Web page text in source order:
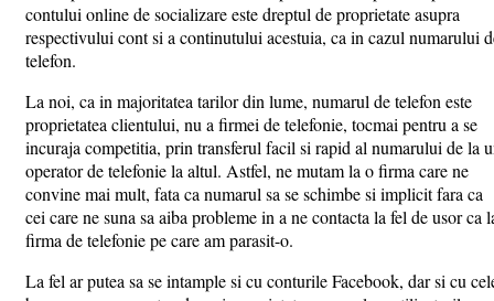
contului online de socializare este dreptul de proprietate asupra
respectivului cont si a continutului acestuia, ca in cazul numarului
telefon.
La noi, ca in majoritatea tarilor din lume, numarul de telefon este
proprietatea clientului, nu a firmei de telefonie, tocmai pentru a se
incuraja competitia, prin transferul facil si rapid al numarului de la
operator de telefonie la altul. Astfel, ne mutam la o firma care ne
convine mai mult, fata ca numarul sa se schimbe si implicit fara ca
cei care ne suna sa aiba probleme in a ne contacta la fel de usor ca
firma de telefonie pe care am parasit-o.
La fel ar putea sa se intample si cu conturile Facebook, dar si cu